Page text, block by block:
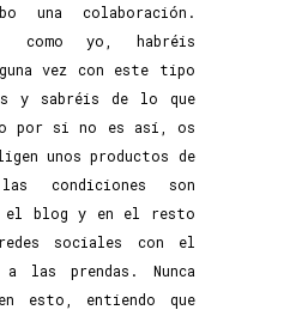
una colaboración.
como yo, habréis
vez con este tipo
y sabréis de lo que
por si no es así, os
unos productos de
condiciones son
el blog y en el resto
sociales con el
las prendas. Nunca
esto, entiendo que